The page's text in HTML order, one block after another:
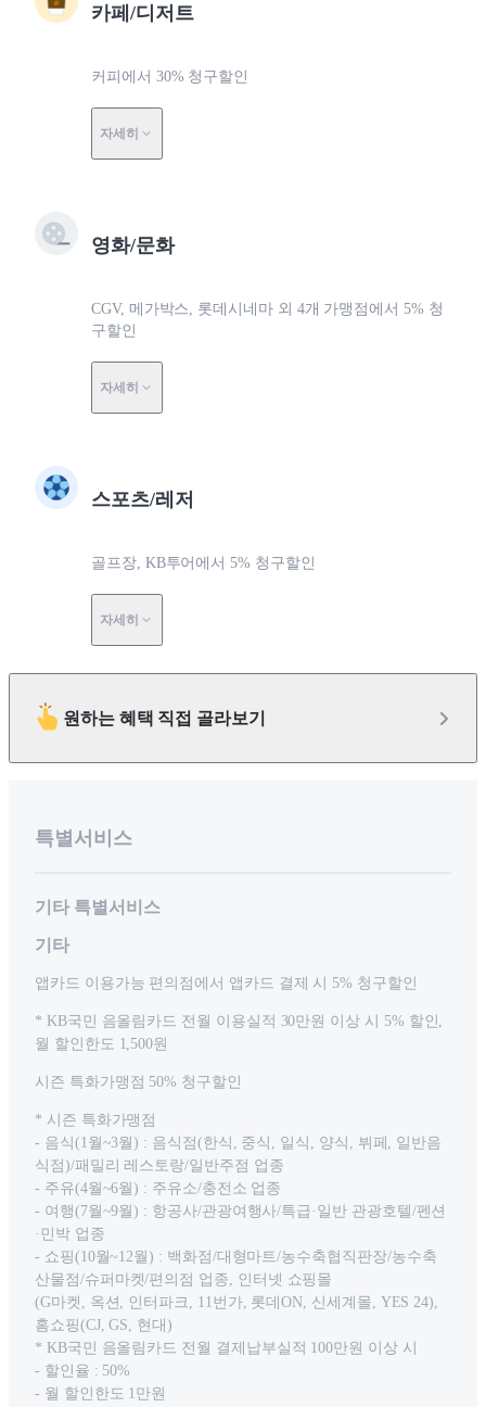
카페/디저트
커피에서 30% 청구할인
자세히
영화/문화
CGV, 메가박스, 롯데시네마 외 4개 가맹점에서 5% 청
구할인
자세히
스포츠/레저
골프장, KB투어에서 5% 청구할인
자세히
원하는 혜택 직접 골라보기
특별서비스
기타 특별서비스
기타
앱카드 이용가능 편의점에서 앱카드 결제 시 5% 청구할인
* KB국민 음올림카드 전월 이용실적 30만원 이상 시 5% 할인,
월 할인한도 1,500원
시즌 특화가맹점 50% 청구할인
* 시즌 특화가맹점
- 음식(1월~3월) : 음식점(한식, 중식, 일식, 양식, 뷔페, 일반음
식점)/패밀리 레스토랑/일반주점 업종
- 주유(4월~6월) : 주유소/충전소 업종
- 여행(7월~9월) : 항공사/관광여행사/특급·일반 관광호텔/펜션
·민박 업종
- 쇼핑(10월~12월) : 백화점/대형마트/농수축협직판장/농수축
산물점/슈퍼마켓/편의점 업종, 인터넷 쇼핑몰
(G마켓, 옥션, 인터파크, 11번가, 롯데ON, 신세계몰, YES 24),
홈쇼핑(CJ, GS, 현대)
* KB국민 음올림카드 전월 결제납부실적 100만원 이상 시
- 할인율 : 50%
- 월 할인한도 1만원